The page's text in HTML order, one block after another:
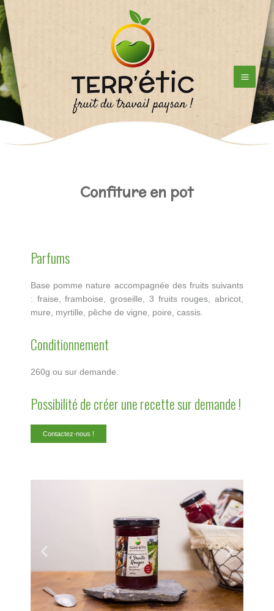
Aller
au
contenu
Confiture en pot
Parfums
Base pomme nature accompagnée des fruits suivants
: fraise, framboise, groseille, 3 fruits rouges, abricot,
mure, myrtille, pêche de vigne, poire, cassis.
Conditionnement
260g ou sur demande.
Possibilité de créer une recette sur demande !
Contactez-nous !